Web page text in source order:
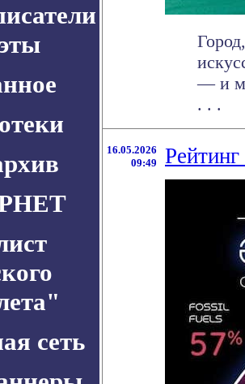
сеть
— и
. . .
16.05.2026
09:49